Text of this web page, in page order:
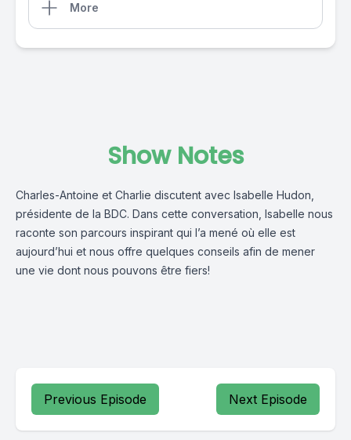
More
Show Notes
Charles-Antoine et Charlie discutent avec Isabelle Hudon,
présidente de la BDC. Dans cette conversation, Isabelle nous
raconte son parcours inspirant qui l’a mené où elle est
aujourd’hui et nous offre quelques conseils afin de mener
une vie dont nous pouvons être fiers!
Previous Episode Next Episode